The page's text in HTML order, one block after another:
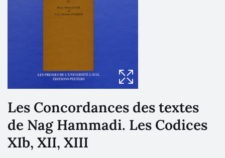
Les Concordances des textes
de Nag Hammadi. Les Codices
XIb, XII, XIII